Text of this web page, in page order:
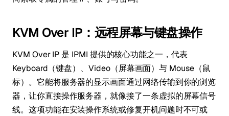
KVM Over IP：远程屏幕与键盘操作
KVM Over IP 是 IPMI 提供的核心功能之一，代表
Keyboard（键盘）、Video（屏幕画面）与 Mouse（鼠
标）。它能将服务器的显示画面通过网络传输到你的浏览
器，让你直接操作服务器，就像接了一条虚拟的屏幕信号
线。这项功能在安装操作系统或修复开机问题时不可或